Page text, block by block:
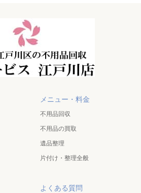
メニュー・料金
不用品回収
不用品の買取
遺品整理
片付け・整理全般
よくある質問